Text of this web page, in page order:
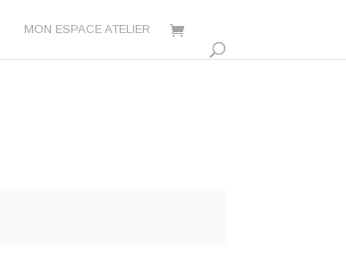
MON ESPACE ATELIER